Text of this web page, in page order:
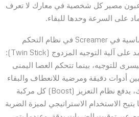
مصير كل شخصية في معارك لا تعرف
على السرعة وحدها للبقاء.
تتجلى إحدى الابتكارات الأساسية في Screamer في نظام التحكم
الفريد بالمركبات، الذي يعتمد على آلية التوجيه المزدوج (Twin Stick):
للتوجيه، بينما تتحكم العصا اليمنى
أدوات دقيقة ومرضية للانعطاف والبقاء
في الصدارة. إضافة إلى ذلك، يدفع نظام التعزيز (Boost) كل مركبة
يتيح الاستخدام الاستراتيجي لميزة الضربة